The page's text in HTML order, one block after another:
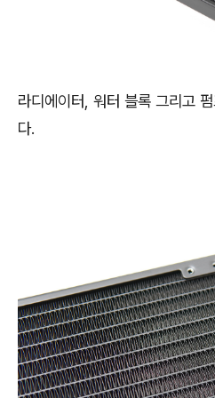
라디에이터, 워터 블록 그리고
다.